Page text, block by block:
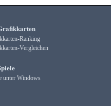
Ranking
Vergleichen
unter Windows